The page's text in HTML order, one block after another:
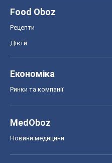
Food Oboz
Рецепти
Дієти
Економіка
Ринки та компанії
MedOboz
Новини медицини